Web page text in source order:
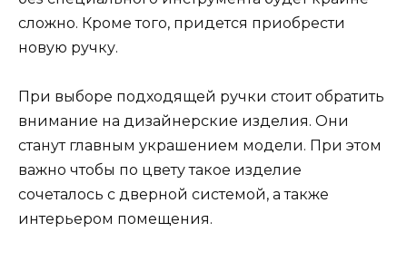
сложно. Кроме того, придется приобрести
новую ручку.
При выборе подходящей ручки стоит обратить
внимание на дизайнерские изделия. Они
станут главным украшением модели. При этом
важно чтобы по цвету такое изделие
сочеталось с дверной системой, а также
интерьером помещения.